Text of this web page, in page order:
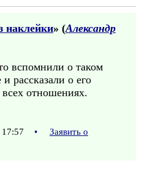
наклейки» (Александр
вспомнили о таком
рассказали о его
всех отношениях.
17:57 •
Заявить о